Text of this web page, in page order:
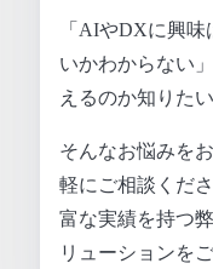
「AIやDXに興
いかわからない
えるのか知りたい
そんなお悩みを
軽にご相談くだ
富な実績を持つ
リューションを